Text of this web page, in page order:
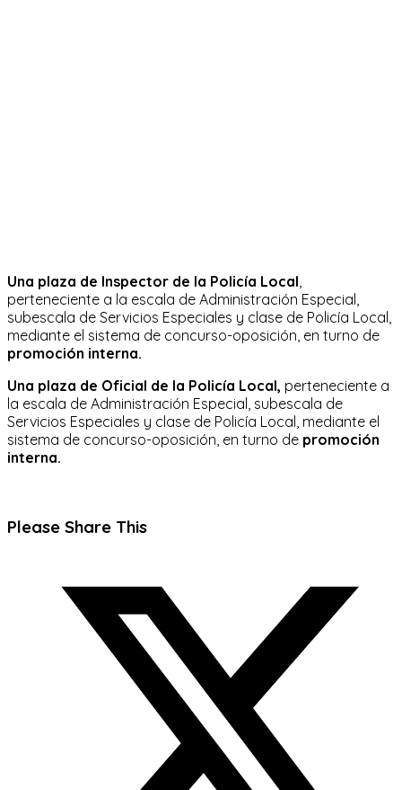
Una plaza de Inspector de la Policía Local
perteneciente a la escala de Administración Especial,
subescala de Servicios Especiales y clase de Policía Local,
mediante el sistema de concurso-oposición, en turno de
promoción interna.
Una plaza de Oficial de la Policía Local, perteneciente a
la escala de Administración Especial, subescala de
Servicios Especiales y clase de Policía Local, mediante el
sistema de concurso-oposición, en turno de promoción
interna.
Please Share ThisCompartir